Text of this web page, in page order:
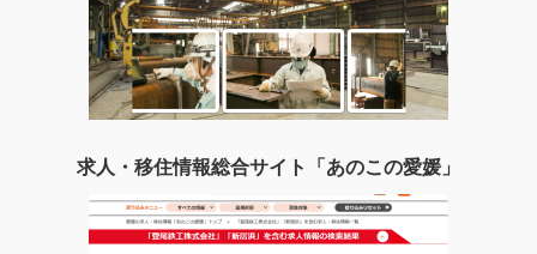
求人・移住情報総合サイト「あのこの愛媛」